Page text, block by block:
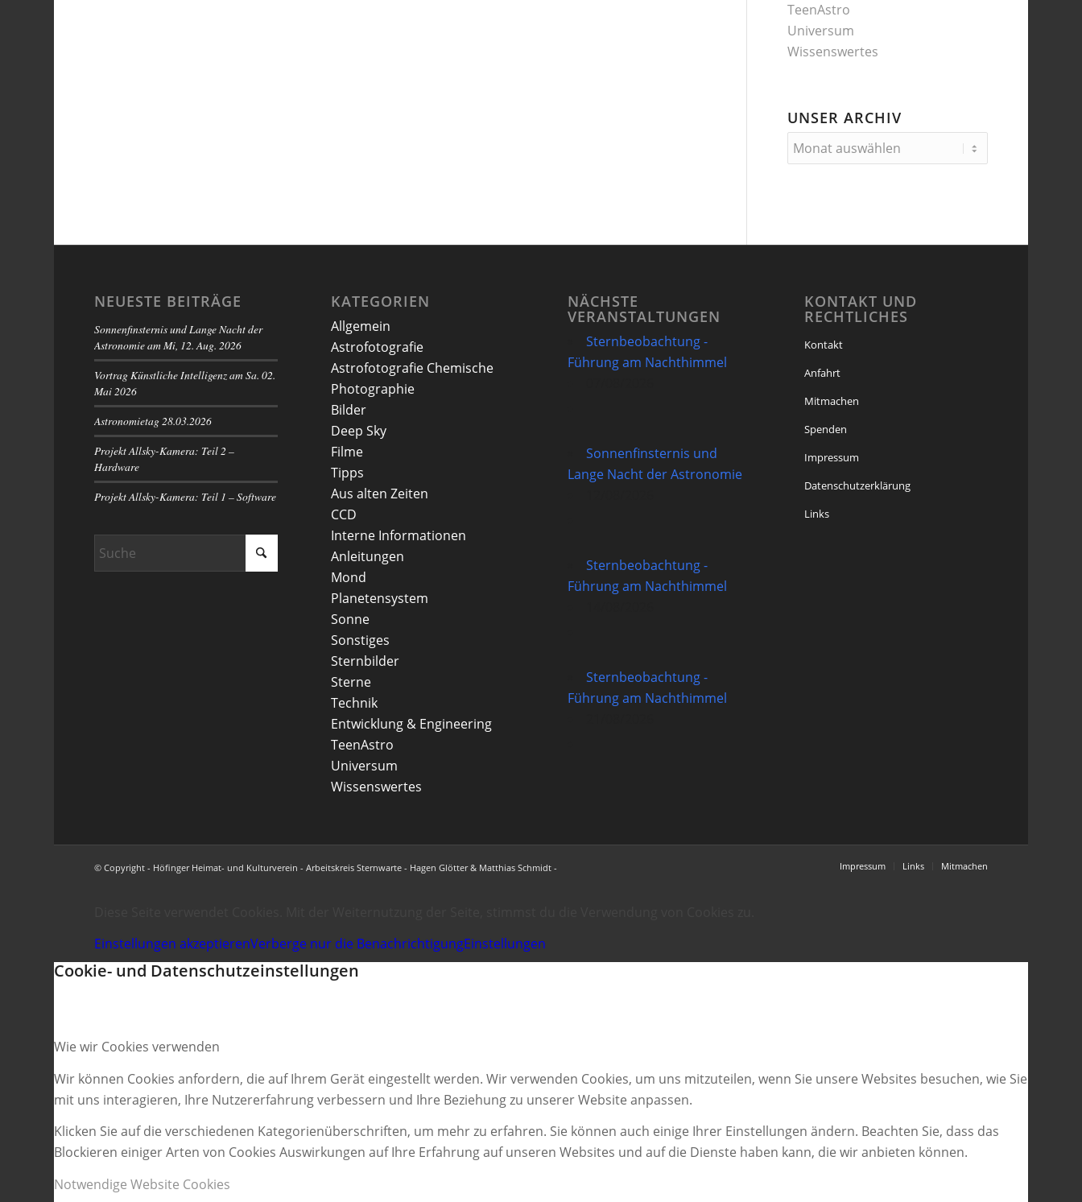
TeenAstro
Universum
Wissenswertes
UNSER ARCHIV
NEUESTE BEITRÄGE
Sonnenfinsternis und Lange Nacht der
Astronomie am Mi, 12. Aug. 2026
Vortrag Künstliche Intelligenz am Sa. 02.
Mai 2026
Astronomietag 28.03.2026
Projekt Allsky-Kamera: Teil 2 –
Hardware
Projekt Allsky-Kamera: Teil 1 – Software
KATEGORIEN
Allgemein
Astrofotografie
Astrofotografie Chemische
Photographie
Bilder
Deep Sky
Filme
Tipps
Aus alten Zeiten
CCD
Interne Informationen
Anleitungen
Mond
Planetensystem
Sonne
Sonstiges
Sternbilder
Sterne
Technik
Entwicklung & Engineering
TeenAstro
Universum
Wissenswertes
NÄCHSTE
VERANSTALTUNGEN
Sternbeobachtung -
Führung am Nachthimmel
Sonnenfinsternis und
Lange Nacht der Astronomie
Sternbeobachtung -
Führung am Nachthimmel
Sternbeobachtung -
Führung am Nachthimmel
KONTAKT UND
RECHTLICHES
Kontakt
Anfahrt
Mitmachen
Spenden
Impressum
Datenschutzerklärung
Links
© Copyright - Höfinger Heimat- und Kulturverein - Arbeitskreis Sternwarte - Hagen Glötter & Matthias Schmidt - Impressum Links Mitmachen
Einstellungen akzeptierenVerberge nur die BenachrichtigungEinstellungen
Cookie- und Datenschutzeinstellungen
Wie wir Cookies verwenden
Wir können Cookies anfordern, die auf Ihrem Gerät eingestellt werden. Wir verwenden Cookies, um uns mitzuteilen, wenn Sie unsere Websites besuchen, wie Sie
mit uns interagieren, Ihre Nutzererfahrung verbessern und Ihre Beziehung zu unserer Website anpassen.
Klicken Sie auf die verschiedenen Kategorienüberschriften, um mehr zu erfahren. Sie können auch einige Ihrer Einstellungen ändern. Beachten Sie, dass das
Blockieren einiger Arten von Cookies Auswirkungen auf Ihre Erfahrung auf unseren Websites und auf die Dienste haben kann, die wir anbieten können.
Notwendige Website Cookies